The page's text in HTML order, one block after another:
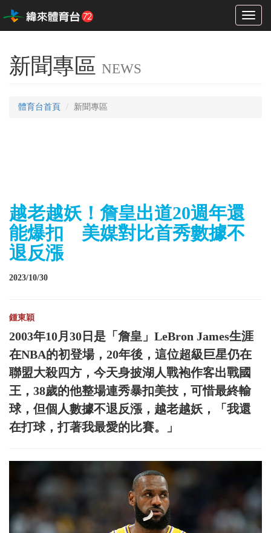
Toggle
新聞專區 NEWS
體育台首頁 新聞專區
越老越妖！詹皇出道20週年還
能爆扣 美媒對比首秀數據不
退反漲
2023/10/30
鍾東穎
2003年10月30日是「詹皇」LeBron James生涯
在NBA的初登場，20年後，這位超級巨星仍在
聯盟大殺四方，今天身披湖人戰袍作客出戰國
王，38歲的他整場連秀暴扣美技，可惜最終輸
球，但個人數據不退反漲，越老越妖，「我還
在打球，打著我最愛的比賽。」